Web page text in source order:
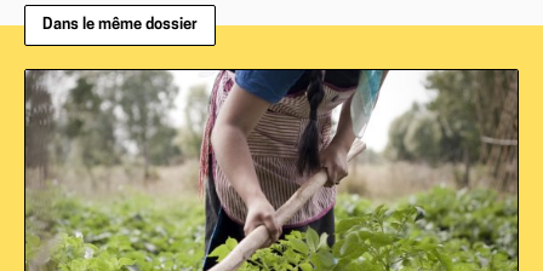
Dans le même dossier